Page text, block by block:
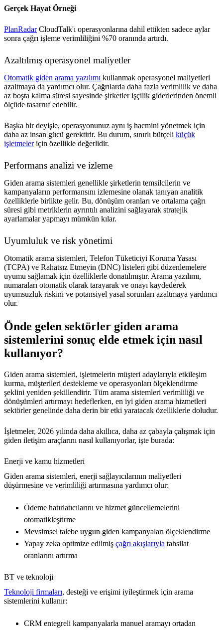
Gerçek Hayat Örneği
PlanRadarCloudTalk'ı operasyonlarına dahil ettikten sadece aylar
sonra çağrı işleme verimliliğini %70 oranında artırdı.
Azaltılmış operasyonel maliyetler
Otomatik giden arama yazılımı kullanmak operasyonel maliyetleri
azaltmaya da yardımcı olur. Çağrılarda daha fazla verimlilik ve daha
az boşta kalma süresi sayesinde şirketler işçilik giderlerinden önemli
ölçüde tasarruf edebilir.
Başka bir deyişle, operasyonunuz aynı iş hacmini yönetmek için
daha az insan gücü gerektirir. Bu durum, sınırlı bütçeli küçük
işletmeleriçin özellikle değerlidir.
Performans analizi ve izleme
Giden arama sistemleri genellikle şirketlerin temsilcilerin ve
kampanyaların performansını izlemesine olanak tanıyan analitik
özelliklerle birlikte gelir. Bu, dönüşüm oranları ve ortalama çağrı
süresi gibi metriklerin ayrıntılı analizini sağlayarak stratejik
ayarlamalar yapmayı mümkün kılar.
Uyumluluk ve risk yönetimi
Otomatik arama sistemleri, Telefon Tüketiciyi Koruma Yasası
(TCPA) ve Rahatsız Etmeyin (DNC) listeleri gibi düzenlemelere
uyumu sağlamak için özelliklerle donatılmıştır. Arama yazılımı,
numaraları otomatik olarak tarayarak ve onayı kaydederek
uyumsuzluk riskini ve potansiyel yasal sorunları azaltmaya yardımcı
olur.
Önde gelen sektörler giden arama
sistemlerini sonuç elde etmek için nasıl
kullanıyor?
Giden arama sistemleri, işletmelerin müşteri adaylarıyla etkileşim
kurma, müşterileri destekleme ve operasyonları ölçeklendirme
şeklini yeniden şekillendirir. Tüm arama sistemleri verimliliği ve
dönüşümleri artırmayı hedeflerken, en iyi giden arama hizmetleri
sektörler genelinde daha derin bir etki yaratacak özelliklerle doludur.
İşletmeler, 2026 yılında daha akıllıca, daha az çabayla çalışmak için
giden iletişim araçlarını nasıl kullanıyorlar, işte burada:
Enerji ve kamu hizmetleri
Giden arama sistemleri, enerji sağlayıcılarının maliyetleri
düşürmesine ve verimliliği artırmasına yardımcı olur:
Ödeme hatırlatıcılarını ve hizmet güncellemelerini
otomatikleştirme
Mevsimsel talebe uygun giden kampanyaları ölçeklendirme
Yapay zeka optimize edilmiş çağrı akışlarıyla tahsilat
oranlarını artırma
BT ve teknoloji
Teknoloji firmaları, desteği ve erişimi iyileştirmek için arama
sistemlerini kullanır:
CRM entegreli kampanyalarla manuel aramayı ortadan